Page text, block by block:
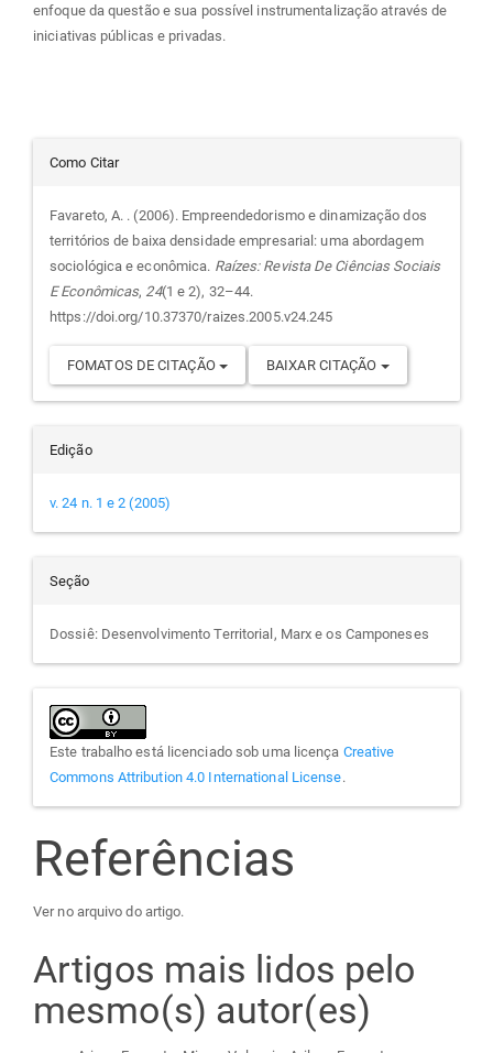
enfoque da questão e sua possível instrumentalização através de
iniciativas públicas e privadas.
Detalhes
do
artigo
Como Citar
Favareto, A. . (2006). Empreendedorismo e dinamização dos
territórios de baixa densidade empresarial: uma abordagem
sociológica e econômica. Raízes: Revista De Ciências Sociais
E Econômicas, 24(1 e 2), 32–44.
https://doi.org/10.37370/raizes.2005.v24.245
FOMATOS DE CITAÇÃO BAIXAR CITAÇÃO
Edição
v. 24 n. 1 e 2 (2005)
Seção
Dossiê: Desenvolvimento Territorial, Marx e os Camponeses
Este trabalho está licenciado sob uma licença Creative
Commons Attribution 4.0 International License.
Referências
Ver no arquivo do artigo.
Artigos mais lidos pelo
mesmo(s) autor(es)